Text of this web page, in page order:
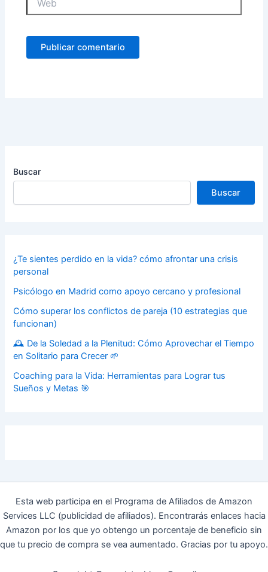
Buscar
Buscar
¿Te sientes perdido en la vida? cómo afrontar una crisis
personal
Psicólogo en Madrid como apoyo cercano y profesional
Cómo superar los conflictos de pareja (10 estrategias que
funcionan)
🕰️ De la Soledad a la Plenitud: Cómo Aprovechar el Tiempo
en Solitario para Crecer 🌱
Coaching para la Vida: Herramientas para Lograr tus
Sueños y Metas 🎯
Esta web participa en el Programa de Afiliados de Amazon
Services LLC (publicidad de afiliados). Encontrarás enlaces hacia
Amazon por los que yo obtengo un porcentaje de beneficio sin
que tu precio de compra se vea aumentado. Gracias por tu apoyo.